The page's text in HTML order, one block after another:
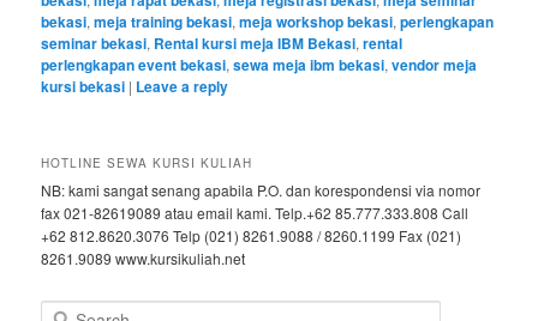
bekasi,meja training bekasi,meja workshop bekasi,perlengkapan
seminar bekasi, Rental kursi meja IBM Bekasi,rental
perlengkapan event bekasi,sewa meja ibm bekasi,vendor meja
kursi bekasi | Leave a reply
HOTLINE SEWA KURSI KULIAH
NB: kami sangat senang apabila P.O. dan korespondensi via nomor
fax 021-82619089 atau email kami. Telp.+62 85.777.333.808 Call
+62 812.8620.3076 Telp (021) 8261.9088 / 8260.1199 Fax (021)
8261.9089 www.kursikuliah.net
Search